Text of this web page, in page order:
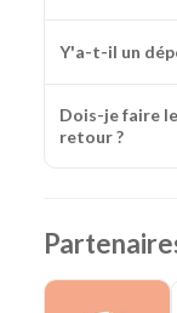
Y'a-t-il un
Dois-je faire
retour ?